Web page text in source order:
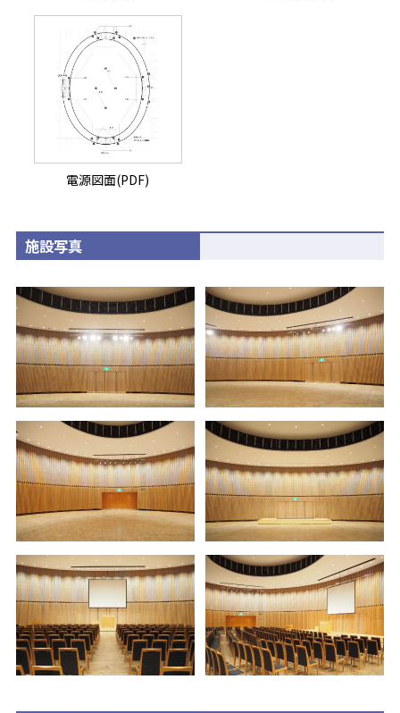
電源図面(PDF)
施設写真